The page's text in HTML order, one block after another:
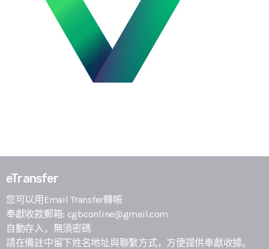
eTransfer
您可以用Email Transfer轉帳
奉獻收款郵箱: cgbconline@gmail.com
​自動存入，無須密碼
請在備註中留下姓名地址與聯繫方式，方便提供奉獻收據。